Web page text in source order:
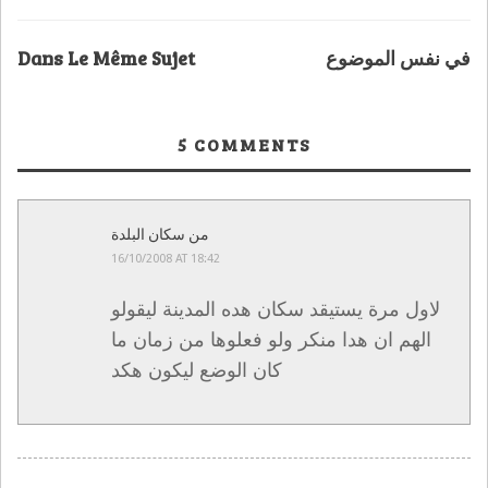
Dans Le Même Sujet في نفس الموضوع
5 COMMENTS
من سكان البلدة
16/10/2008 AT 18:42
لاول مرة يستيقد سكان هده المدينة ليقولو
الهم ان هدا منكر ولو فعلوها من زمان ما
كان الوضع ليكون هكد